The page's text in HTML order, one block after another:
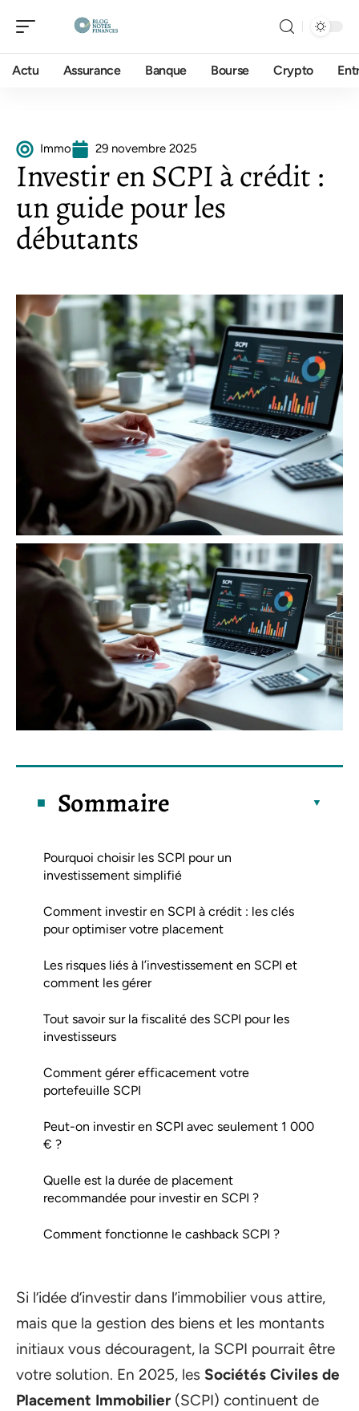
Actu Assurance Banque Bourse Crypto
Immo 29 novembre 2025
Investir en SCPI à crédit :
un guide pour les
débutants
Sommaire
Pourquoi choisir les SCPI pour un
investissement simplifié
Comment investir en SCPI à crédit : les clés
pour optimiser votre placement
Les risques liés à l’investissement en SCPI et
comment les gérer
Tout savoir sur la fiscalité des SCPI pour les
investisseurs
Comment gérer efficacement votre
portefeuille SCPI
Peut-on investir en SCPI avec seulement 1 000
€ ?
Quelle est la durée de placement
recommandée pour investir en SCPI ?
Comment fonctionne le cashback SCPI ?
Si l’idée d’investir dans l’immobilier vous attire,
mais que la gestion des biens et les montants
initiaux vous découragent, la SCPI pourrait être
votre solution. En 2025, les Sociétés Civiles de
Placement Immobilier (SCPI) continuent de